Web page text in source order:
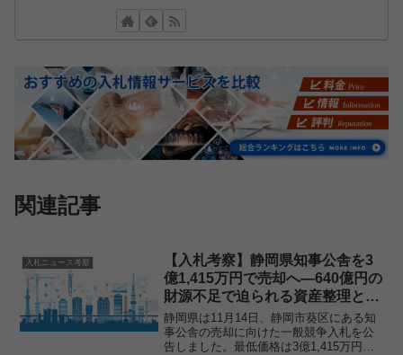
関連記事
入札ニュース考察
【入札考察】静岡県知事公舎を3
億1,415万円で売却へ―640億円の
財源不足で迫られる資産整理と入
札市場への影響
静岡県は11月14日、静岡市葵区にある知
事公舎の売却に向けた一般競争入札を公
告しました。最低価格は3億1,415万円、